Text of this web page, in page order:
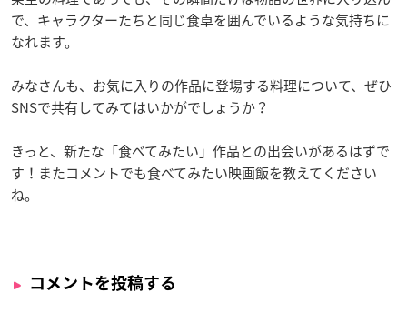
で、キャラクターたちと同じ食卓を囲んでいるような気持ちに
なれます。
みなさんも、お気に入りの作品に登場する料理について、ぜひ
SNSで共有してみてはいかがでしょうか？
きっと、新たな「食べてみたい」作品との出会いがあるはずで
す！またコメントでも食べてみたい映画飯を教えてください
ね。
コメントを投稿する